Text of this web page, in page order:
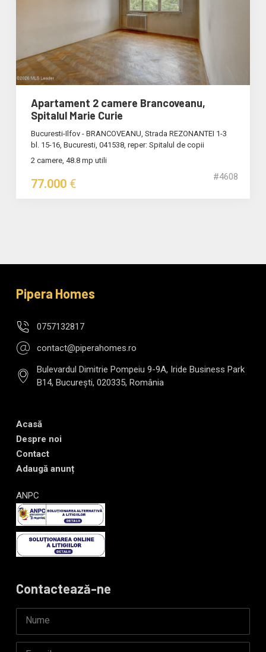
Apartament 2 camere Brancoveanu,
Spitalul Marie Curie
Bucuresti-Ilfov - BRANCOVEANU, Strada REZONANTEI 1-3
bl. 15-16, Bucuresti, 041538, reper: Spitalul de copii
2 camere, 48.8 mp utili
77.000 € #4608
Pipera Homes
0757132817
contact@piperahomes.ro
Bulevardul Dimitrie Pompeiu 9-9A, Iride Business Park
B14, București, 020335, România
Acasă
Despre noi
Contact
Adaugă anunț
ANPC
Contactează-ne